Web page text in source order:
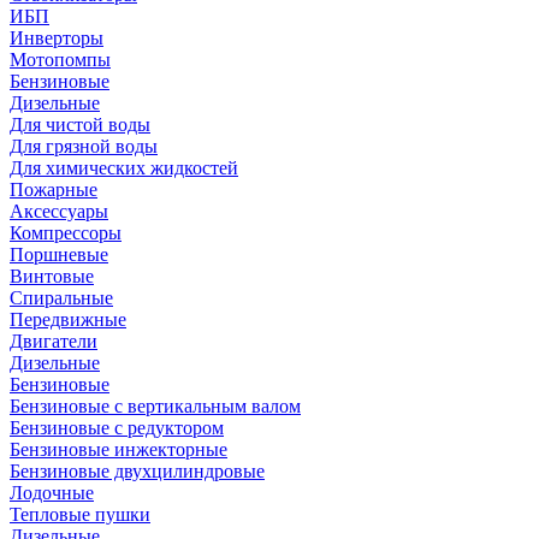
ИБП
Инверторы
Мотопомпы
Бензиновые
Дизельные
Для чистой воды
Для грязной воды
Для химических жидкостей
Пожарные
Аксессуары
Компрессоры
Поршневые
Винтовые
Спиральные
Передвижные
Двигатели
Дизельные
Бензиновые
Бензиновые с вертикальным валом
Бензиновые с редуктором
Бензиновые инжекторные
Бензиновые двухцилиндровые
Лодочные
Тепловые пушки